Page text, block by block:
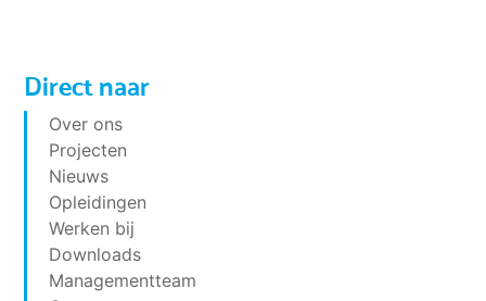
Direct naar
Over ons
Projecten
Nieuws
Opleidingen
Werken bij
Downloads
Managementteam